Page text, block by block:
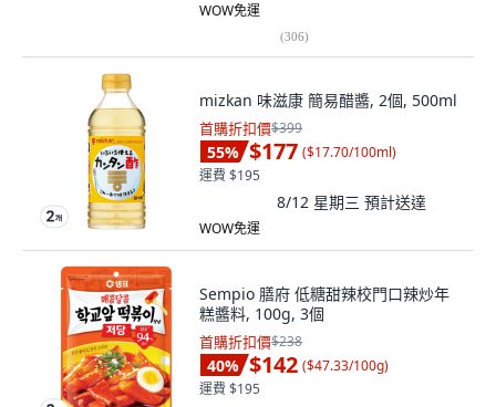
WOW免運
(306)
mizkan 味滋康 簡易醋醬, 2個, 500ml
首購折扣價$399
55% $177 ($17.70/100ml)
運費 $195
8/12 星期三 預計送達
WOW免運
Sempio 膳府 低糖甜辣校門口辣炒年
糕醬料, 100g, 3個
首購折扣價$238
40% $142 ($47.33/100g)
運費 $195